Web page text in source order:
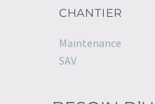
CHANTIER
Maintenance
SAV